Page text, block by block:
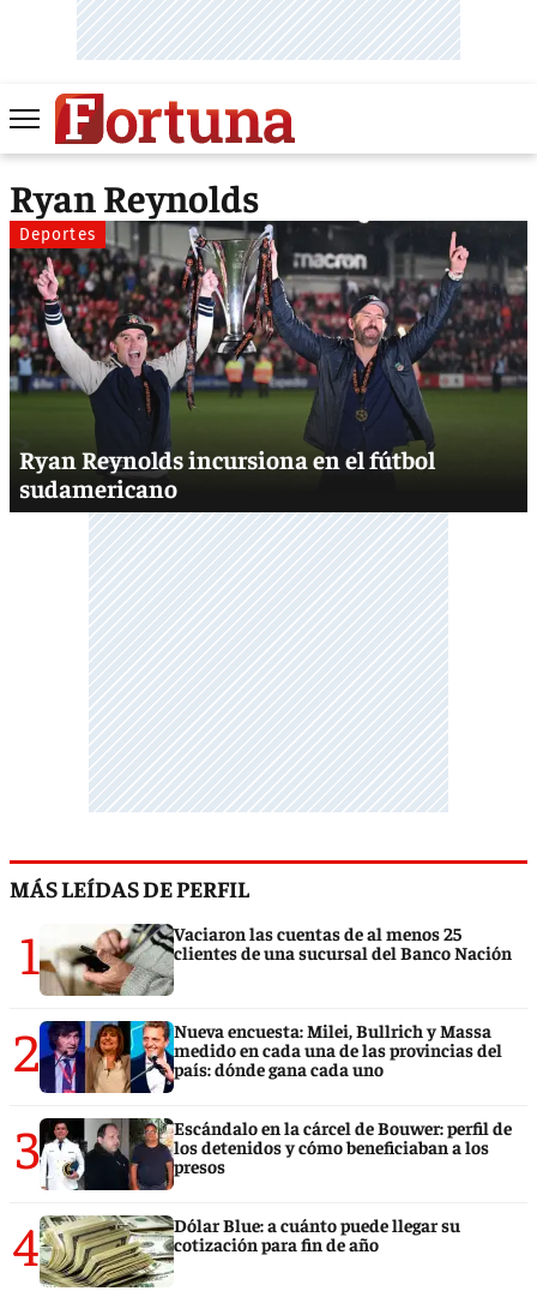
Ryan Reynolds
Deportes
Ryan Reynolds incursiona en el fútbol
sudamericano
MÁS LEÍDAS DE PERFIL
1
Vaciaron las cuentas de al menos 25
clientes de una sucursal del Banco Nación
2
Nueva encuesta: Milei, Bullrich y Massa
medido en cada una de las provincias del
país: dónde gana cada uno
3
Escándalo en la cárcel de Bouwer: perfil de
los detenidos y cómo beneficiaban a los
presos
4
Dólar Blue: a cuánto puede llegar su
cotización para fin de año